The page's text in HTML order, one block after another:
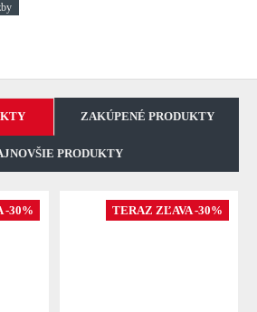
ZAKÚPENÉ PRODUKTY
PRODUKTY
-30% TERAZ ZĽAVA -30%